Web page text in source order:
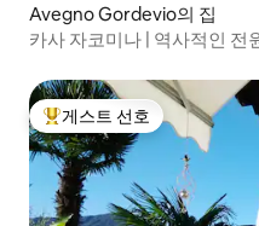
Avegno Gordevio의 집
카사 자코미나 | 역사적인 전
상위 게스트 선호
게스트 선호